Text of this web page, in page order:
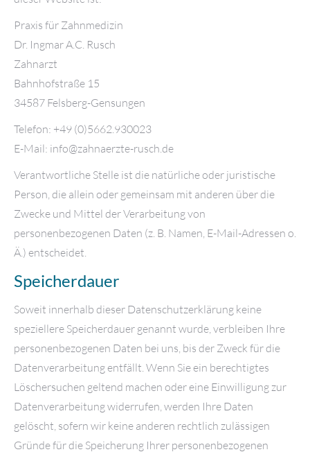
Praxis für Zahnmedizin
Dr. Ingmar A.C. Rusch
Zahnarzt
Bahnhofstraße 15
34587 Felsberg-Gensungen
Telefon: +49 (0)5662.930023
E-Mail: info@zahnaerzte-rusch.de
Verantwortliche Stelle ist die natürliche oder juristische
Person, die allein oder gemeinsam mit anderen über die
Zwecke und Mittel der Verarbeitung von
personenbezogenen Daten (z. B. Namen, E-Mail-Adressen o.
Ä.) entscheidet.
Speicherdauer
Soweit innerhalb dieser Datenschutzerklärung keine
speziellere Speicherdauer genannt wurde, verbleiben Ihre
personenbezogenen Daten bei uns, bis der Zweck für die
Datenverarbeitung entfällt. Wenn Sie ein berechtigtes
Löschersuchen geltend machen oder eine Einwilligung zur
Datenverarbeitung widerrufen, werden Ihre Daten
gelöscht, sofern wir keine anderen rechtlich zulässigen
Gründe für die Speicherung Ihrer personenbezogenen